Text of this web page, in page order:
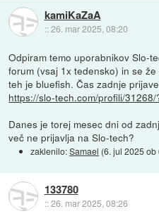
kamiKaZaA
::26. mar 2025, 08:20
Odpiram temo uporabnikov Slo-
forum (vsaj 1x tedensko) in se
teh je bluefish. Čas zadnje
https://slo-tech.com/profili/31268/
Danes je torej mesec dni od
več ne prijavlja na Slo-tech?
zaklenilo:Samael (6. jul 2025 ob
133780
::26. mar 2025, 08:26